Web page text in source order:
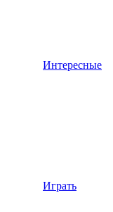
Интересные
Играть